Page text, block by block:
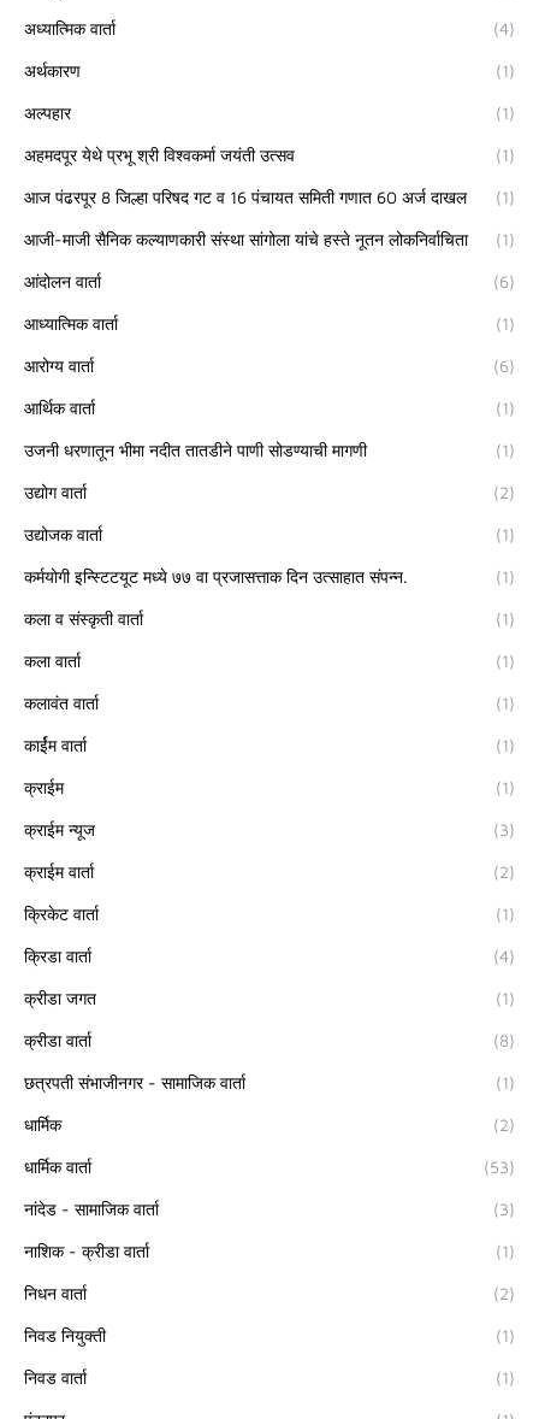
अध्यात्मिक वार्ता (4)
अर्थकारण (1)
अल्पहार (1)
अहमदपूर येथे प्रभू श्री विश्वकर्मा जयंती उत्सव (1)
आज पंढरपूर 8 जिल्हा परिषद गट व 16 पंचायत समिती गणात 60 अर्ज दाखल (1)
आजी-माजी सैनिक कल्याणकारी संस्था सांगोला यांचे हस्ते नूतन लोकनिर्वाचिता (1)
आंदोलन वार्ता (6)
आध्यात्मिक वार्ता (1)
आरोग्य वार्ता (6)
आर्थिक वार्ता (1)
उजनी धरणातून भीमा नदीत तातडीने पाणी सोडण्याची मागणी (1)
उद्योग वार्ता (2)
उद्योजक वार्ता (1)
कर्मयोगी इन्स्टिटयूट मध्ये ७७ वा प्रजासत्ताक दिन उत्साहात संपन्न. (1)
कला व संस्कृती वार्ता (1)
कला वार्ता (1)
कलावंत वार्ता (1)
कार्ईम वार्ता (1)
क्राईम (1)
क्राईम न्यूज (3)
क्राईम वार्ता (2)
क्रिकेट वार्ता (1)
क्रिडा वार्ता (4)
क्रीडा जगत (1)
क्रीडा वार्ता (8)
छत्रपती संभाजीनगर - सामाजिक वार्ता (1)
धार्मिक (2)
धार्मिक वार्ता (53)
नांदेड - सामाजिक वार्ता (3)
नाशिक - क्रीडा वार्ता (1)
निधन वार्ता (2)
निवड नियुक्ती (1)
निवड वार्ता (1)